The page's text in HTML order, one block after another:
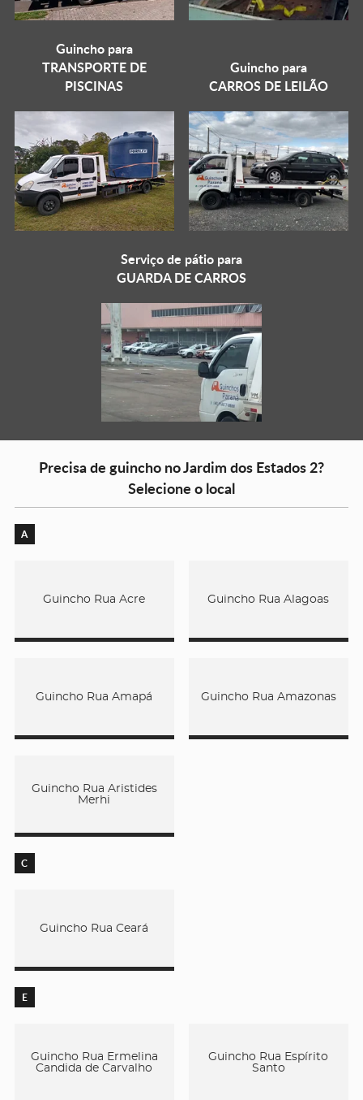
Guincho para
TRANSPORTE DE
PISCINAS
Guincho para
CARROS DE LEILÃO
Serviço de pátio para
GUARDA DE CARROS
Precisa de guincho no Jardim dos Estados 2?
Selecione o local
A
Guincho Rua Acre Guincho Rua Alagoas
Guincho Rua Amapá Guincho Rua Amazonas
Guincho Rua Aristides
Merhi
C
Guincho Rua Ceará
E
Guincho Rua Ermelina
Candida de Carvalho
Guincho Rua Espírito
Santo